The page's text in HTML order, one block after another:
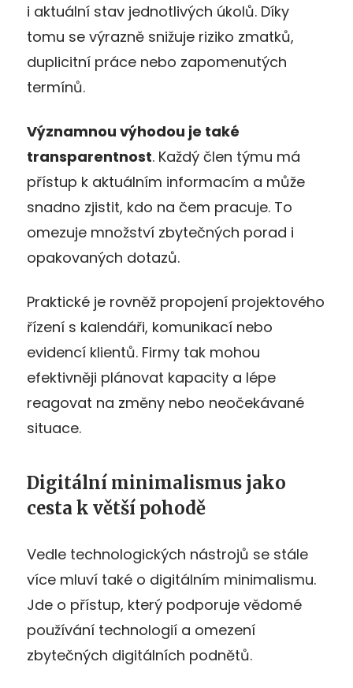
i aktuální stav jednotlivých úkolů. Díky
tomu se výrazně snižuje riziko zmatků,
duplicitní práce nebo zapomenutých
termínů.
Významnou výhodou je také
transparentnost. Každý člen týmu má
přístup k aktuálním informacím a může
snadno zjistit, kdo na čem pracuje. To
omezuje množství zbytečných porad i
opakovaných dotazů.
Praktické je rovněž propojení projektového
řízení s kalendáři, komunikací nebo
evidencí klientů. Firmy tak mohou
efektivněji plánovat kapacity a lépe
reagovat na změny nebo neočekávané
situace.
Digitální minimalismus jako
cesta k větší pohodě
Vedle technologických nástrojů se stále
více mluví také o digitálním minimalismu.
Jde o přístup, který podporuje vědomé
používání technologií a omezení
zbytečných digitálních podnětů.